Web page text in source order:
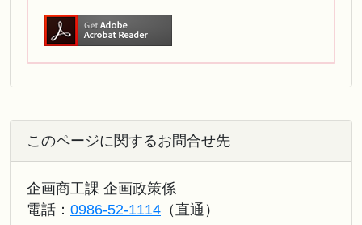
このページに関するお問合せ先
企画商工課 企画政策係
電話： 0986-52-1114 （直通）